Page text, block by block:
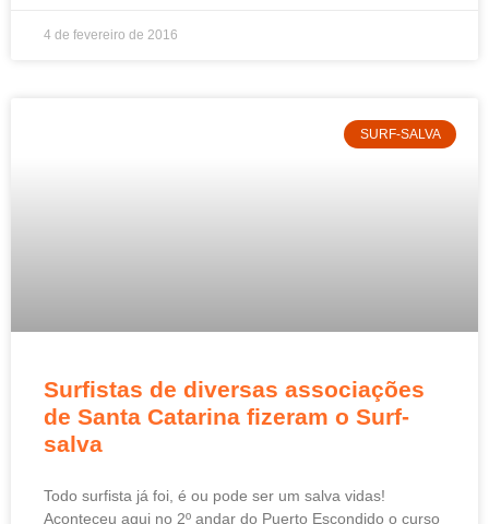
4 de fevereiro de 2016
SURF-SALVA
Surfistas de diversas associações
de Santa Catarina fizeram o Surf-
salva
Todo surfista já foi, é ou pode ser um salva vidas!
Aconteceu aqui no 2º andar do Puerto Escondido o curso